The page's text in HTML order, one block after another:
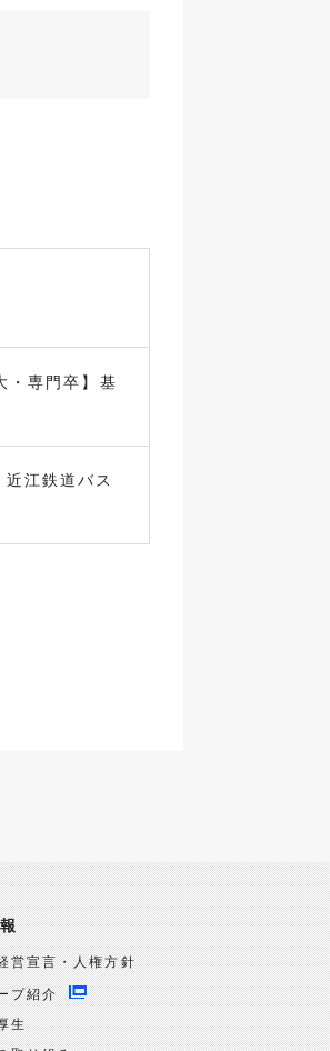
・専門卒】基
江鉄道バス
営宣言・人権方針
プ紹介
生